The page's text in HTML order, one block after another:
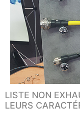
LISTE NON
LEURS